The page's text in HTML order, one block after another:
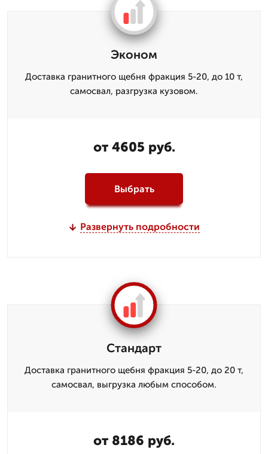
Эконом
Доставка гранитного щебня фракция 5-20, до 10 т,
самосвал, разгрузка кузовом.
от 4605 руб.
Выбрать
Развернуть подробности
Стандарт
Доставка гранитного щебня фракция 5-20, до 20 т,
самосвал, выгрузка любым способом.
от 8186 руб.